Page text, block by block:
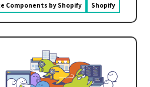
Components by Shopify
Shopify